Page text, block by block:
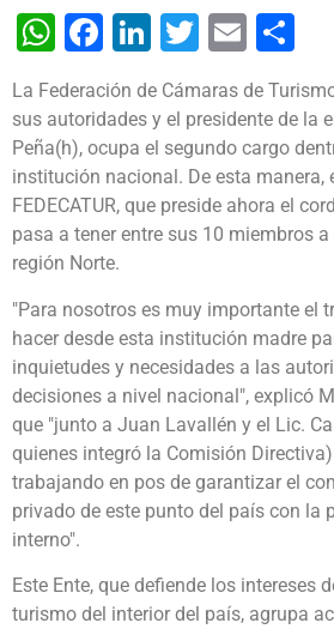
WhatsApp
Facebook
LinkedIn
Twitter
Email
La Federación de Cámaras de
sus autoridades y el presidente de la
Peña(h), ocupa el segundo cargo
institución nacional. De esta manera,
FEDECATUR, que preside ahora el
pasa a tener entre sus 10 miembros
región Norte.
"Para nosotros es muy importante el
hacer desde esta institución madre
inquietudes y necesidades a las
decisiones a nivel nacional", explicó
que "junto a Juan Lavallén y el Lic.
quienes integró la Comisión
trabajando en pos de garantizar el
privado de este punto del país con la
interno".
Este Ente, que defiende los intereses
turismo del interior del país, agrupa